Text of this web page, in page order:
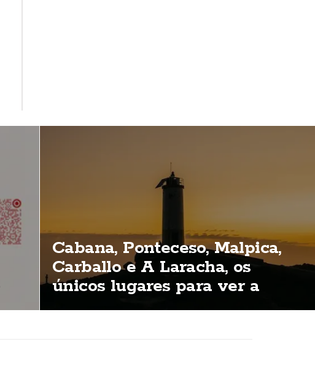
Cabana, Ponteceso, Malpica,
Carballo e A Laracha, os
únicos lugares para ver a
eclipse total na Costa da